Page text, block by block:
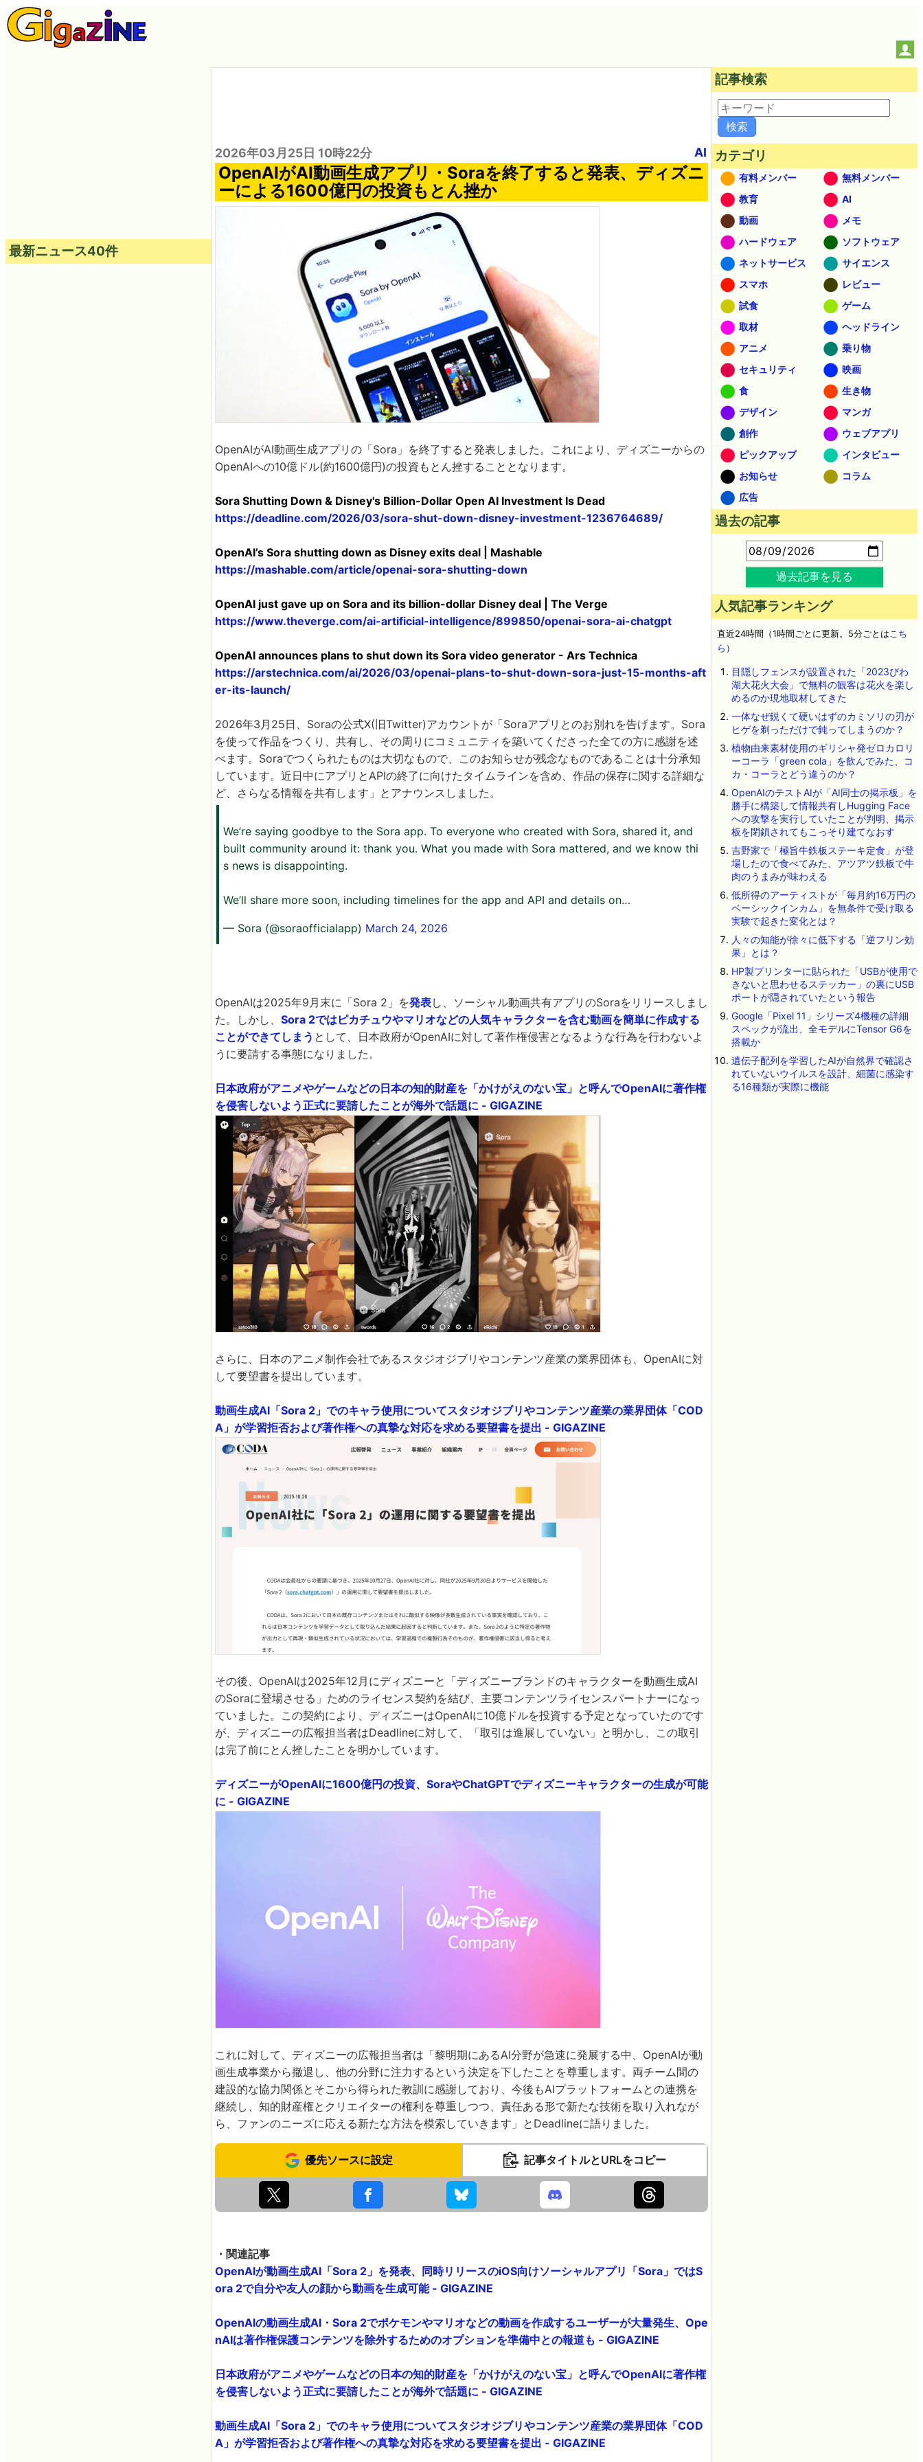
2026年03月25日 10時22分 AI
OpenAIがAI動画生成アプリ・Soraを終了すると発表、ディズニ
ーによる1600億円の投資もとん挫か
OpenAIがAI動画生成アプリの「Sora」を終了すると発表しました。これにより、ディズニーからの
OpenAIへの10億ドル(約1600億円)の投資もとん挫することとなります。
Sora Shutting Down & Disney's Billion-Dollar Open AI Investment Is Dead
https://deadline.com/2026/03/sora-shut-down-disney-investment-1236764689/
OpenAI’s Sora shutting down as Disney exits deal | Mashable
https://mashable.com/article/openai-sora-shutting-down
OpenAI just gave up on Sora and its billion-dollar Disney deal | The Verge
https://www.theverge.com/ai-artificial-intelligence/899850/openai-sora-ai-chatgpt
OpenAI announces plans to shut down its Sora video generator - Ars Technica
https://arstechnica.com/ai/2026/03/openai-plans-to-shut-down-sora-just-15-months-aft
er-its-launch/
2026年3月25日、Soraの公式X(旧Twitter)アカウントが「Soraアプリとのお別れを告げます。Sora
を使って作品をつくり、共有し、その周りにコミュニティを築いてくださった全ての方に感謝を述
べます。Soraでつくられたものは大切なもので、このお知らせが残念なものであることは十分承知
しています。近日中にアプリとAPIの終了に向けたタイムラインを含め、作品の保存に関する詳細な
ど、さらなる情報を共有します」とアナウンスしました。
We’re saying goodbye to the Sora app. To everyone who created with Sora, shared it, and
built community around it: thank you. What you made with Sora mattered, and we know thi
s news is disappointing.
We’ll share more soon, including timelines for the app and API and details on…
— Sora (@soraofficialapp) March 24, 2026
OpenAIは2025年9月末に「Sora 2」を発表し、ソーシャル動画共有アプリのSoraをリリースしまし
た。しかし、 Sora 2ではピカチュウやマリオなどの人気キャラクターを含む動画を簡単に作成する
ことができてしまう として、日本政府がOpenAIに対して著作権侵害となるような行為を行わないよ
うに要請する事態になりました。
日本政府がアニメやゲームなどの日本の知的財産を「かけがえのない宝」と呼んでOpenAIに著作権
を侵害しないよう正式に要請したことが海外で話題に - GIGAZINE
さらに、日本のアニメ制作会社であるスタジオジブリやコンテンツ産業の業界団体も、OpenAIに対
して要望書を提出しています。
動画生成AI「Sora 2」でのキャラ使用についてスタジオジブリやコンテンツ産業の業界団体「COD
A」が学習拒否および著作権への真摯な対応を求める要望書を提出 - GIGAZINE
その後、OpenAIは2025年12月にディズニーと「ディズニーブランドのキャラクターを動画生成AI
のSoraに登場させる」ためのライセンス契約を結び、主要コンテンツライセンスパートナーになっ
ていました。この契約により、ディズニーはOpenAIに10億ドルを投資する予定となっていたのです
が、ディズニーの広報担当者はDeadlineに対して、「取引は進展していない」と明かし、この取引
は完了前にとん挫したことを明かしています。
ディズニーがOpenAIに1600億円の投資、SoraやChatGPTでディズニーキャラクターの生成が可能
に - GIGAZINE
これに対して、ディズニーの広報担当者は「黎明期にあるAI分野が急速に発展する中、OpenAIが動
画生成事業から撤退し、他の分野に注力するという決定を下したことを尊重します。両チーム間の
建設的な協力関係とそこから得られた教訓に感謝しており、今後もAIプラットフォームとの連携を
継続し、知的財産権とクリエイターの権利を尊重しつつ、責任ある形で新たな技術を取り入れなが
ら、ファンのニーズに応える新たな方法を模索していきます」とDeadlineに語りました。
優先ソースに設定 記事タイトルとURLをコピー
・関連記事
OpenAIが動画生成AI「Sora 2」を発表、同時リリースのiOS向けソーシャルアプリ「Sora」ではS
ora 2で自分や友人の顔から動画を生成可能 - GIGAZINE
OpenAIの動画生成AI・Sora 2でポケモンやマリオなどの動画を作成するユーザーが大量発生、Ope
nAIは著作権保護コンテンツを除外するためのオプションを準備中との報道も - GIGAZINE
日本政府がアニメやゲームなどの日本の知的財産を「かけがえのない宝」と呼んでOpenAIに著作権
を侵害しないよう正式に要請したことが海外で話題に - GIGAZINE
動画生成AI「Sora 2」でのキャラ使用についてスタジオジブリやコンテンツ産業の業界団体「COD
A」が学習拒否および著作権への真摯な対応を求める要望書を提出 - GIGAZINE
最新ニュース40件
記事検索
カテゴリ
有料メンバー
無料メンバー
教育
AI
動画
メモ
ハードウェア
ソフトウェア
ネットサービス
サイエンス
スマホ
レビュー
試食
ゲーム
取材
ヘッドライン
アニメ
乗り物
セキュリティ
映画
食
生き物
デザイン
マンガ
創作
ウェブアプリ
ピックアップ
インタビュー
お知らせ
コラム
広告
過去の記事
過去記事を見る
人気記事ランキング
直近24時間（1時間ごとに更新。5分ごとはこち
ら ）
目隠しフェンスが設置された「2023びわ
湖大花火大会」で無料の観客は花火を楽し
めるのか現地取材してきた
一体なぜ鋭くて硬いはずのカミソリの刃が
ヒゲを剃っただけで鈍ってしまうのか？
植物由来素材使用のギリシャ発ゼロカロリ
ーコーラ「green cola」を飲んでみた、コ
カ・コーラとどう違うのか？
OpenAIのテストAIが「AI同士の掲示板」を
勝手に構築して情報共有しHugging Face
への攻撃を実行していたことが判明、掲示
板を閉鎖されてもこっそり建てなおす
吉野家で「極旨牛鉄板ステーキ定食」が登
場したので食べてみた、アツアツ鉄板で牛
肉のうまみが味わえる
低所得のアーティストが「毎月約16万円の
ベーシックインカム」を無条件で受け取る
実験で起きた変化とは？
人々の知能が徐々に低下する「逆フリン効
果」とは？
HP製プリンターに貼られた「USBが使用で
きないと思わせるステッカー」の裏にUSB
ポートが隠されていたという報告
Google「Pixel 11」シリーズ4機種の詳細
スペックが流出、全モデルにTensor G6を
搭載か
遺伝子配列を学習したAIが自然界で確認さ
れていないウイルスを設計、細菌に感染す
る16種類が実際に機能